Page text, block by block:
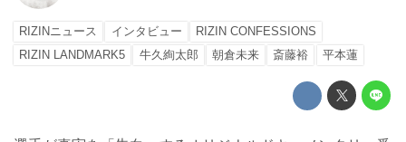
RIZINニュース インタビュー
RIZIN CONFESSIONS
RIZIN LANDMARK5
牛久絢太郎 朝倉未来 斎藤裕 平本蓮